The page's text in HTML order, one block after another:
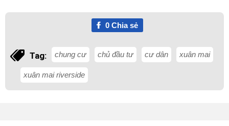
0Chia sẻ
Tag: chung cư chủ đầu tư cư dân xuân mai
xuân mai riverside